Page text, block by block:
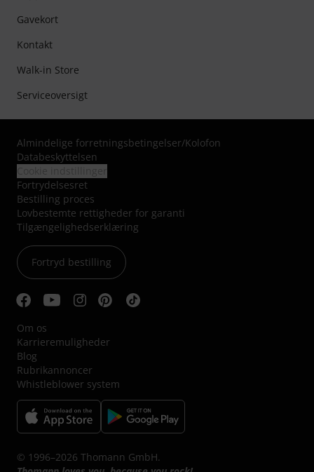
Gavekort
Kontakt
Walk-in Store
Serviceoversigt
Almindelige forretningsbetingelser/Kolofon
Databeskyttelsen
Fortrydelsesret
Bestilling proces
Lovbestemte rettigheder for garanti
Tilgængelighedserklæring
Fortryd bestilling
Om os
Karrieremuligheder
Blog
Rubrikannoncer
Whistleblower system
© 1996–2026 Thomann GmbH.